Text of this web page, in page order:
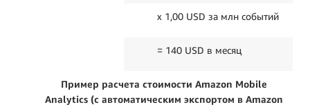
x 1,00 USD за млн событий
= 140 USD в месяц
Пример расчета стоимости Amazon Mobile
Analytics (с автоматическим экспортом в Amazon